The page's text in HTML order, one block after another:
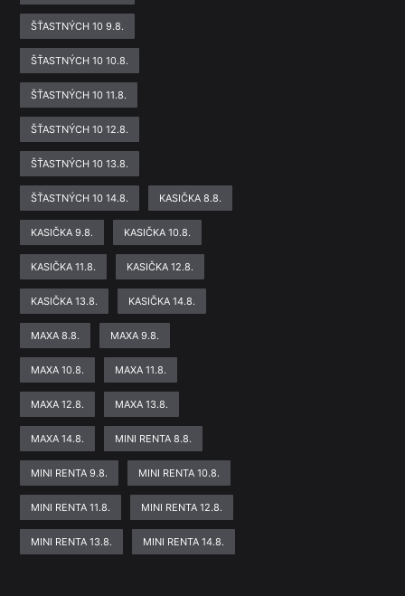
ŠŤASTNÝCH 10 9.8.
ŠŤASTNÝCH 10 10.8.
ŠŤASTNÝCH 10 11.8.
ŠŤASTNÝCH 10 12.8.
ŠŤASTNÝCH 10 13.8.
ŠŤASTNÝCH 10 14.8. KASIČKA 8.8.
KASIČKA 9.8. KASIČKA 10.8.
KASIČKA 11.8. KASIČKA 12.8.
KASIČKA 13.8. KASIČKA 14.8.
MAXA 8.8. MAXA 9.8.
MAXA 10.8. MAXA 11.8.
MAXA 12.8. MAXA 13.8.
MAXA 14.8. MINI RENTA 8.8.
MINI RENTA 9.8. MINI RENTA 10.8.
MINI RENTA 11.8. MINI RENTA 12.8.
MINI RENTA 13.8. MINI RENTA 14.8.